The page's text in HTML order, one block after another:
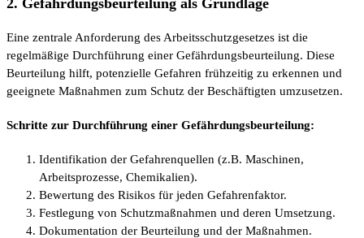
2. Gefährdungsbeurteilung als Grundlage
Eine zentrale Anforderung des Arbeitsschutzgesetzes ist die
regelmäßige Durchführung einer Gefährdungsbeurteilung. Diese
Beurteilung hilft, potenzielle Gefahren frühzeitig zu erkennen und
geeignete Maßnahmen zum Schutz der Beschäftigten umzusetzen.
Schritte zur Durchführung einer Gefährdungsbeurteilung:
Identifikation der Gefahrenquellen (z.B. Maschinen,
Arbeitsprozesse, Chemikalien).
Bewertung des Risikos für jeden Gefahrenfaktor.
Festlegung von Schutzmaßnahmen und deren Umsetzung.
Dokumentation der Beurteilung und der Maßnahmen.